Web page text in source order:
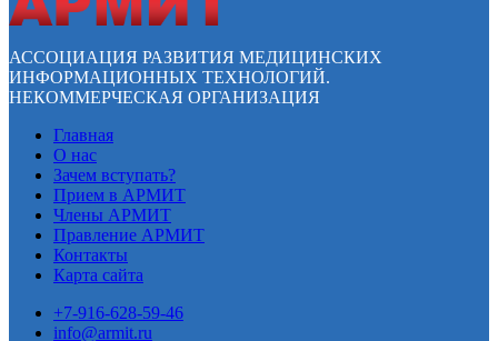
АССОЦИАЦИЯ РАЗВИТИЯ МЕДИЦИНСКИХ
ИНФОРМАЦИОННЫХ ТЕХНОЛОГИЙ.
НЕКОММЕРЧЕСКАЯ ОРГАНИЗАЦИЯ
Главная
О нас
Зачем вступать?
Прием в АРМИТ
Члены АРМИТ
Правление АРМИТ
Контакты
Карта сайта
+7-916-628-59-46
info@armit.ru